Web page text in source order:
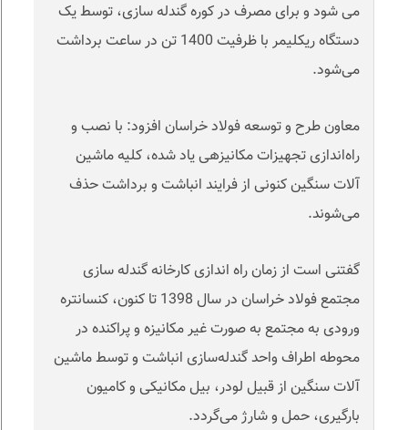
می شود و برای مصرف در کوره گندله سازی، توسط یک
دستگاه ریکلیمر با ظرفیت 1400 تن در ساعت برداشت
می‌شود.
معاون طرح و توسعه فولاد خراسان افزود: با نصب و
راه‌اندازی تجهیزات مکانیزه­ی یاد شده، کلیه ماشین
آلات سنگین کنونی از فرایند انباشت و برداشت حذف
می‌شوند.
گفتنی است از زمان راه اندازی کارخانه گندله سازی
مجتمع فولاد خراسان در سال 1398 تا کنون، کنسانتره
ورودی به مجتمع به صورت غیر مکانیزه و پراکنده در
محوطه اطراف واحد گندله‌سازی انباشت و توسط ماشین
آلات سنگین از قبیل لودر، بیل مکانیکی و کامیون
بارگیری، حمل و شارژ می‌گردد.